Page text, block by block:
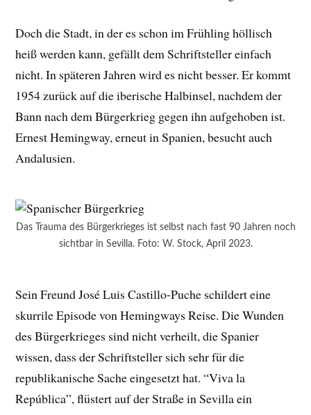
Doch die Stadt, in der es schon im Frühling höllisch
heiß werden kann, gefällt dem Schriftsteller einfach
nicht. In späteren Jahren wird es nicht besser. Er kommt
1954 zurück auf die iberische Halbinsel, nachdem der
Bann nach dem Bürgerkrieg gegen ihn aufgehoben ist.
Ernest Hemingway, erneut in Spanien, besucht auch
Andalusien.
Das Trauma des Bürgerkrieges ist selbst nach fast 90 Jahren noch
sichtbar in Sevilla. Foto: W. Stock, April 2023.
Sein Freund José Luis Castillo-Puche schildert eine
skurrile Episode von Hemingways Reise. Die Wunden
des Bürgerkrieges sind nicht verheilt, die Spanier
wissen, dass der Schriftsteller sich sehr für die
republikanische Sache eingesetzt hat. “Viva la
República”, flüstert auf der Straße in Sevilla ein